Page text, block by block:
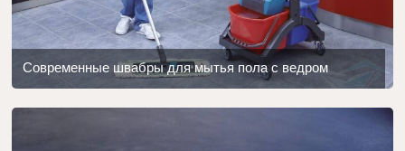
Современные швабры для мытья пола с ведром